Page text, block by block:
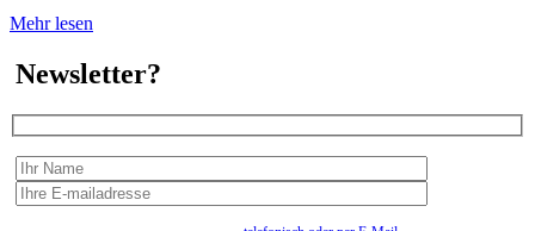
Mehr lesen
Newsletter?